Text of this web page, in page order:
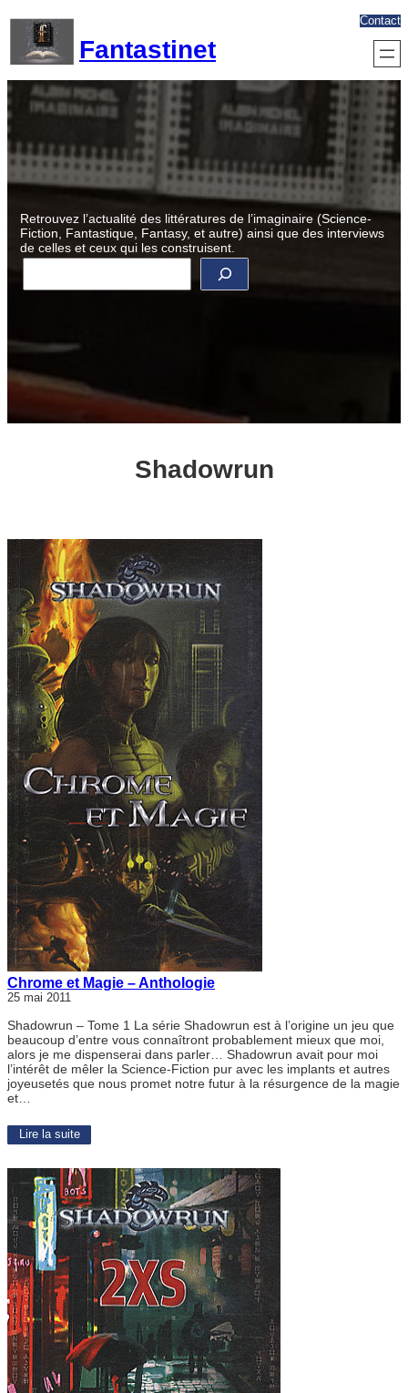
contenu
Fantastinet
Contact
Retrouvez l’actualité des littératures de l’imaginaire (Science-
Fiction, Fantastique, Fantasy, et autre) ainsi que des interviews
de celles et ceux qui les construisent.
R
c
e
Shadowrun
Chrome et Magie – Anthologie
25 mai 2011
Shadowrun – Tome 1 La série Shadowrun est à l’origine un jeu que
beaucoup d’entre vous connaîtront probablement mieux que moi,
alors je me dispenserai dans parler… Shadowrun avait pour moi
l’intérêt de mêler la Science-Fiction pur avec les implants et autres
joyeusetés que nous promet notre futur à la résurgence de la magie
et…
Lire la suite